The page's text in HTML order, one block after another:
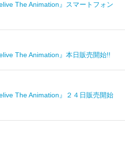
The Animation』スマートフォン
The Animation』本日販売開始!!
The Animation』２４日販売開始